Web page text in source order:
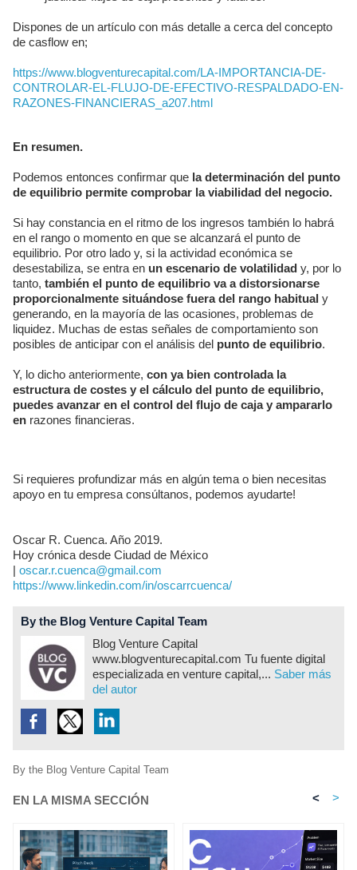
Dispones de un artículo con más detalle a cerca del concepto
de casflow en;
https://www.blogventurecapital.com/LA-IMPORTANCIA-DE-
CONTROLAR-EL-FLUJO-DE-EFECTIVO-RESPALDADO-EN-
RAZONES-FINANCIERAS_a207.html
En resumen.
Podemos entonces confirmar que la determinación del punto
de equilibrio permite comprobar la viabilidad del negocio.
Si hay constancia en el ritmo de los ingresos también lo habrá
en el rango o momento en que se alcanzará el punto de
equilibrio. Por otro lado y, si la actividad económica se
desestabiliza, se entra en un escenario de volatilidad y, por lo
tanto, también el punto de equilibrio va a distorsionarse
proporcionalmente situándose fuera del rango habitual y
generando, en la mayoría de las ocasiones, problemas de
liquidez. Muchas de estas señales de comportamiento son
posibles de anticipar con el análisis del punto de equilibrio.
Y, lo dicho anteriormente, con ya bien controlada la
estructura de costes y el cálculo del punto de equilibrio,
puedes avanzar en el control del flujo de caja y ampararlo
en razones financieras.
Si requieres profundizar más en algún tema o bien necesitas
apoyo en tu empresa consúltanos, podemos ayudarte!
Oscar R. Cuenca. Año 2019.
Hoy crónica desde Ciudad de México
| oscar.r.cuenca@gmail.com
https://www.linkedin.com/in/oscarrcuenca/
By the Blog Venture Capital Team
Blog Venture Capital
www.blogventurecapital.com Tu fuente digital
especializada en venture capital,... Saber más
del autor
By the Blog Venture Capital Team
EN LA MISMA SECCIÓN < >